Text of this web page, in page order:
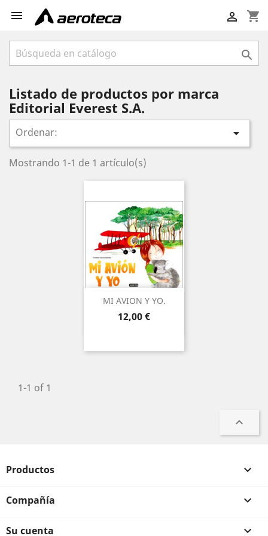
 shopping_cart


Listado de productos por marca
Editorial Everest S.A.
Ordenar: 
Mostrando 1-1 de 1 artículo(s)
MI AVION Y YO.
Precio
12,00 €
1-1 of 1

Productos 
Compañía 
Su cuenta 